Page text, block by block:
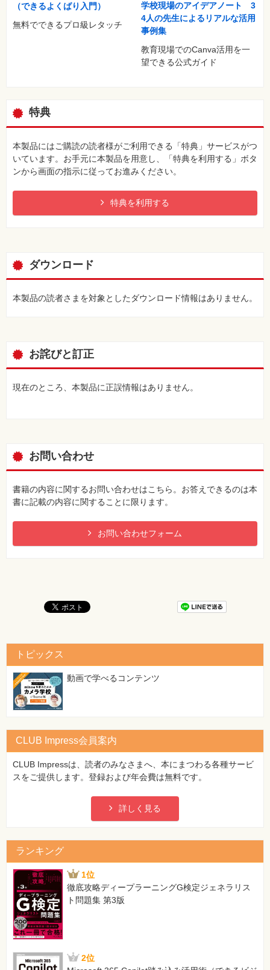
（できるよくばり入門）
無料でできるプロ級レタッチ
学校現場のアイデアノート 3
4人の先生によるリアルな活用
事例集
教育現場でのCanva活⽤を⼀
望できる公式ガイド
特典
本製品にはご購読の読者様がご利用できる「特典」サービスがつ
いています。お手元に本製品を用意し、「特典を利用する」ボタ
ンから画面の指示に従ってお進みください。
特典を利用する
ダウンロード
本製品の読者さまを対象としたダウンロード情報はありません。
お詫びと訂正
現在のところ、本製品に正誤情報はありません。
お問い合わせ
書籍の内容に関するお問い合わせはこちら。お答えできるのは本
書に記載の内容に関することに限ります。
お問い合わせフォーム
トピックス
動画で学べるコンテンツ
CLUB Impress会員案内
CLUB Impressは、読者のみなさまへ、本にまつわる各種サービ
スをご提供します。登録および年会費は無料です。
詳しく見る
ランキング
1位
徹底攻略ディープラーニングG検定ジェネラリス
ト問題集 第3版
2位